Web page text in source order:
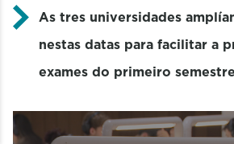
As tres universidades
nestas datas para facilitar a
exames do primeiro semestre